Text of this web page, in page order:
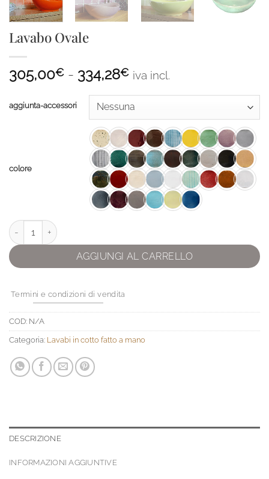
Lavabo Ovale
305,00€ - 334,28€Fascia
prezzo:
da
305,00€
a
334,28€
iva incl.
aggiunta-accessori
colore
Lavabo Ovale quantità
AGGIUNGI AL CARRELLO
Termini e condizioni di vendita
COD: N/A
Categoria: Lavabi in cotto fatto a mano
DESCRIZIONE
INFORMAZIONI AGGIUNTIVE